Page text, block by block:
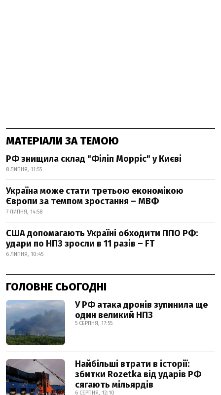
МАТЕРІАЛИ ЗА ТЕМОЮ
РФ знищила склад "Філіп Морріс" у Києві
8 ЛИПНЯ, 11:55
Україна може стати третьою економікою
Європи за темпом зростання – МВФ
7 ЛИПНЯ, 14:58
США допомагають Україні обходити ППО РФ:
удари по НПЗ зросли в 11 разів – FT
6 ЛИПНЯ, 10:45
ГОЛОВНЕ СЬОГОДНІ
У РФ атака дронів зупинила ще
один великий НПЗ
5 СЕРПНЯ, 17:55
Найбільші втрати в історії:
збитки Rozetka від ударів РФ
сягають мільярдів
6 СЕРПНЯ, 12:10